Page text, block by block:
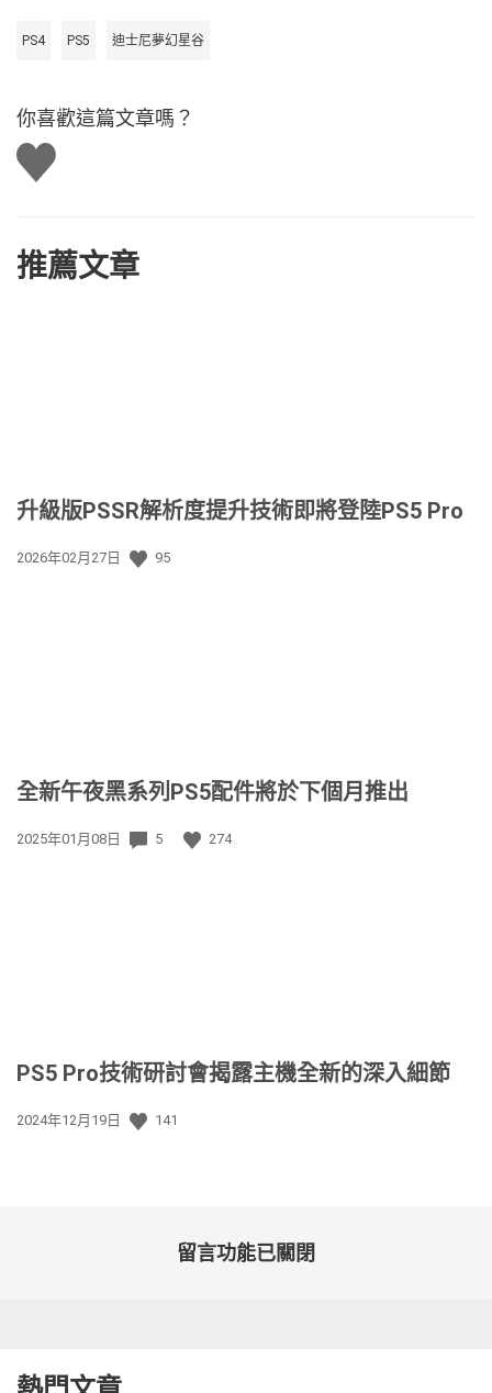
PS4 PS5 迪士尼夢幻星谷
你喜歡這篇文章嗎？
讚
推薦文章
升級版PSSR解析度提升技術即將登陸PS5 Pro
發
2026年02月27日 95
全新午夜黑系列PS5配件將於下個月推出
發
2025年01月08日 5 274
PS5 Pro技術研討會揭露主機全新的深入細節
發
2024年12月19日 141
留言功能已關閉